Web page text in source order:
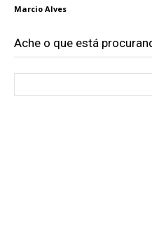
Marcio Alves
Ache o que está